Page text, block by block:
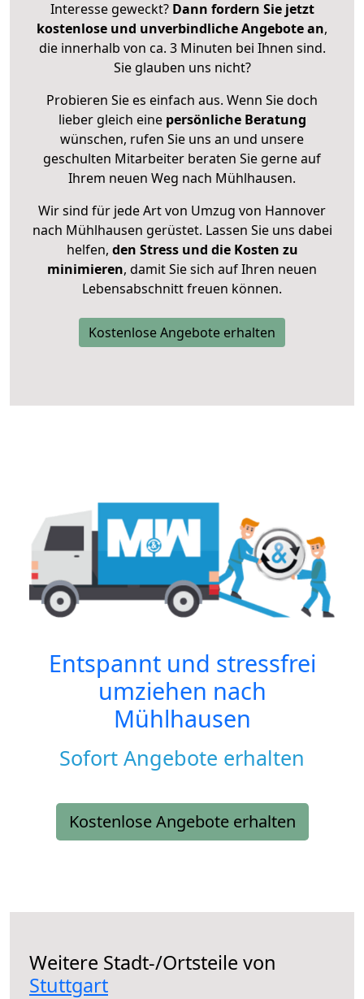
Interesse geweckt? Dann fordern Sie jetzt
kostenlose und unverbindliche Angebote an,
die innerhalb von ca. 3 Minuten bei Ihnen sind.
Sie glauben uns nicht?
Probieren Sie es einfach aus. Wenn Sie doch
lieber gleich eine persönliche Beratung
wünschen, rufen Sie uns an und unsere
geschulten Mitarbeiter beraten Sie gerne auf
Ihrem neuen Weg nach Mühlhausen.
Wir sind für jede Art von Umzug von Hannover
nach Mühlhausen gerüstet. Lassen Sie uns dabei
helfen, den Stress und die Kosten zu
minimieren, damit Sie sich auf Ihren neuen
Lebensabschnitt freuen können.
Kostenlose Angebote erhalten
Entspannt und stressfrei
umziehen nach
Mühlhausen
Sofort Angebote erhalten
Kostenlose Angebote erhalten
Weitere Stadt-/Ortsteile von
Stuttgart